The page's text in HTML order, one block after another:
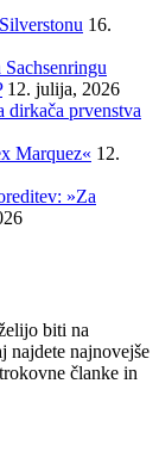
16.
12. julija, 2026
dirkača prvenstva
Marquez« 12.
»Za
biti na
najdete najnovejše
članke in